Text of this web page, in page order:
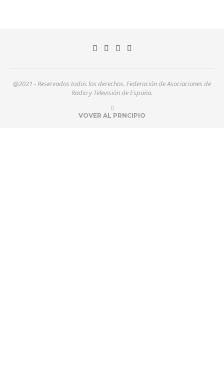
@2021 - Reservados todos los derechos. Federación de Asociaciones de
Radio y Televisión de España.
VOVER AL PRNCIPIO